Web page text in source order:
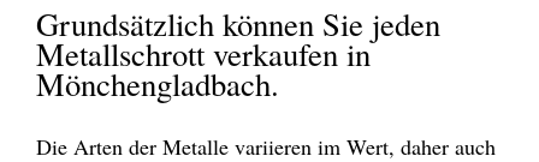
Grundsätzlich können Sie jeden
Metallschrott verkaufen in
Mönchengladbach.
Die Arten der Metalle variieren im Wert, daher auch